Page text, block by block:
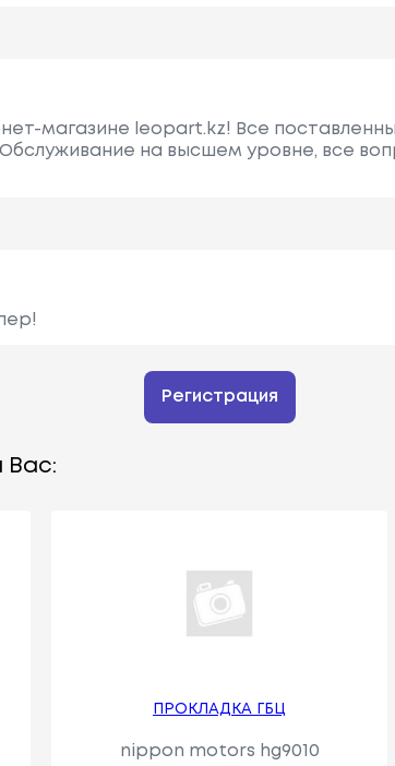
магазине leopart.kz! Все
на высшем уровне, все
Регистрация
Вас:
ПРОКЛАДКА ГБЦ
nippon motors hg9010